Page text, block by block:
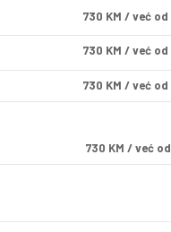
730 KM / već od
730 KM / već od
730 KM / već od
730 KM / već od